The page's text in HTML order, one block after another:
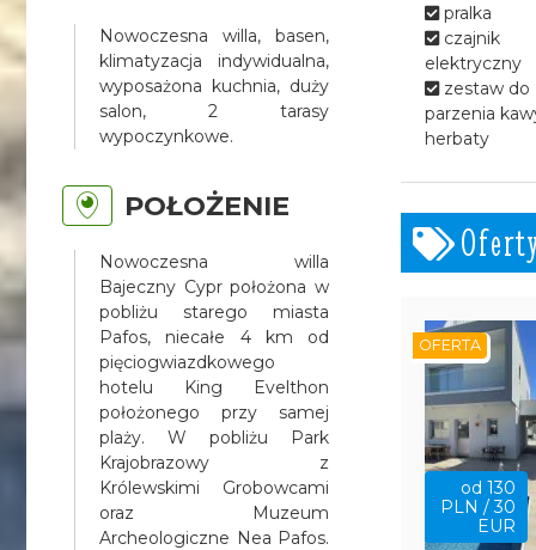
Nowoczesna willa, basen,
klimatyzacja indywidualna,
wyposażona kuchnia, duży
salon, 2 tarasy
wypoczynkowe.
POŁOŻENIE
Nowoczesna willa
Bajeczny Cypr położona w
pobliżu starego miasta
Pafos, niecałe 4 km od
pięciogwiazdkowego
hotelu King Evelthon
położonego przy samej
plaży. W pobliżu Park
Krajobrazowy z
Królewskimi Grobowcami
oraz Muzeum
Archeologiczne Nea Pafos.
pralka
czajnik
elektryczny
zestaw do
parzenia
herbaty
od 130
PLN / 30
EUR
OFERTA